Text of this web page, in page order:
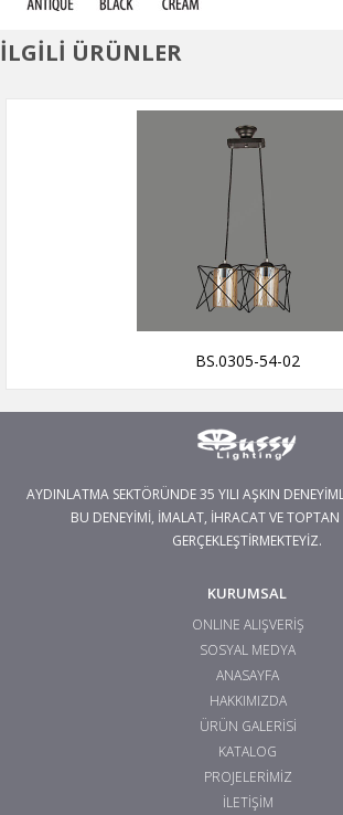
İLGİLİ ÜRÜNLER
BS.0305-54-02
AYDINLATMA SEKTÖRÜNDE 35 YILI AŞKIN
BU DENEYİMİ, İMALAT, İHRACAT VE TOPTAN
GERÇEKLEŞTİRMEKTEYİZ.
KURUMSAL
ONLINE ALIŞVERİŞ
SOSYAL MEDYA
ANASAYFA
HAKKIMIZDA
ÜRÜN GALERİSİ
KATALOG
PROJELERİMİZ
İLETİŞİM